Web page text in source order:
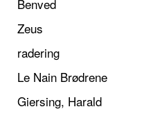
Benved
Zeus
radering
Le Nain Brødrene
Giersing, Harald